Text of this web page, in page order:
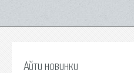
Айти новинки